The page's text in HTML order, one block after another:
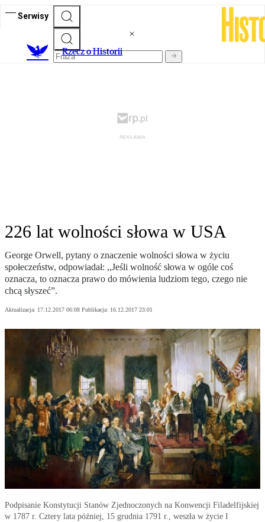
Serwisy
Rzecz o Historii
226 lat wolności słowa w USA
George Orwell, pytany o znaczenie wolności słowa w życiu
społeczeństw, odpowiadał: ,,Jeśli wolność słowa w ogóle coś
oznacza, to oznacza prawo do mówienia ludziom tego, czego nie
chcą słyszeć”.
Aktualizacja: 17.12.2017 06:08 Publikacja: 16.12.2017 23:01
Podpisanie Konstytucji Stanów Zjednoczonych na Konwencji Filadelfijskiej
w 1787 r. Cztery lata później, 15 grudnia 1791 r., weszła w życie I